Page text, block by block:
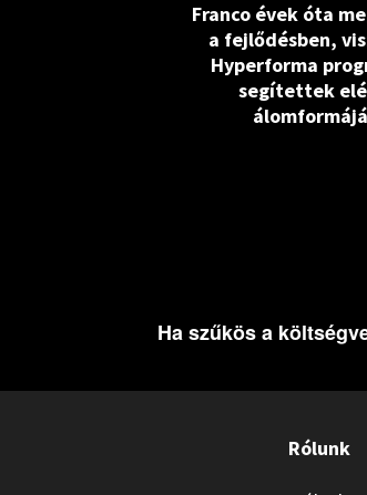
Franco évek óta
a fejlődésben,
Hyperforma
segítettek
Ha szűkös a
Rólunk